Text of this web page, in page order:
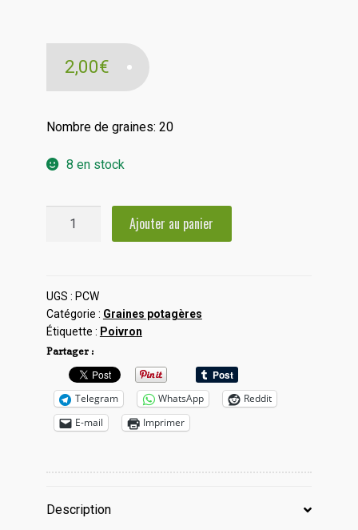
2,00€
Nombre de graines: 20
8 en stock
quantité
Wonder
Ajouter au panier
UGS : PCW
Catégorie : Graines potagères
Étiquette : Poivron
Partager :
Telegram WhatsApp
Reddit
E-mail
Imprimer
Description